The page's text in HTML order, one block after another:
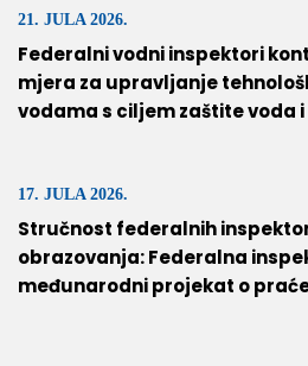
21. JULA 2026.
Federalni vodni inspektori
mjera za upravljanje
vodama s ciljem zaštite voda i
17. JULA 2026.
Stručnost federalnih
obrazovanja: Federalna
međunarodni projekat o